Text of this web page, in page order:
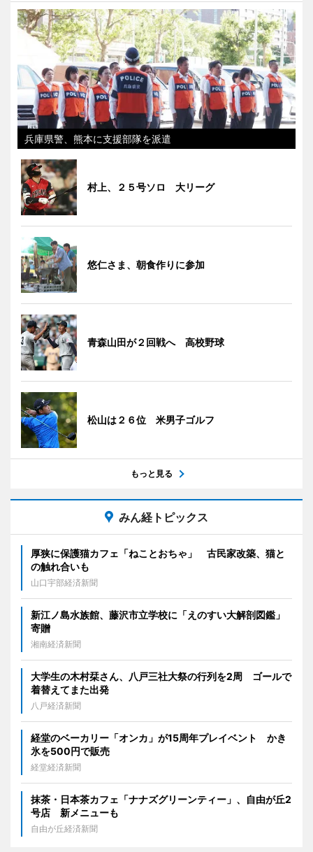
兵庫県警、熊本に支援部隊を派遣
村上、２５号ソロ 大リーグ
悠仁さま、朝食作りに参加
青森山田が２回戦へ 高校野球
松山は２６位 米男子ゴルフ
もっと見る
みん経トピックス
厚狭に保護猫カフェ「ねことおちゃ」 古民家改築、猫と
の触れ合いも
山口宇部経済新聞
新江ノ島水族館、藤沢市立学校に「えのすい大解剖図鑑」
寄贈
湘南経済新聞
大学生の木村栞さん、八戸三社大祭の行列を2周 ゴールで
着替えてまた出発
八戸経済新聞
経堂のベーカリー「オンカ」が15周年プレイベント かき
氷を500円で販売
経堂経済新聞
抹茶・日本茶カフェ「ナナズグリーンティー」、自由が丘2
号店 新メニューも
自由が丘経済新聞